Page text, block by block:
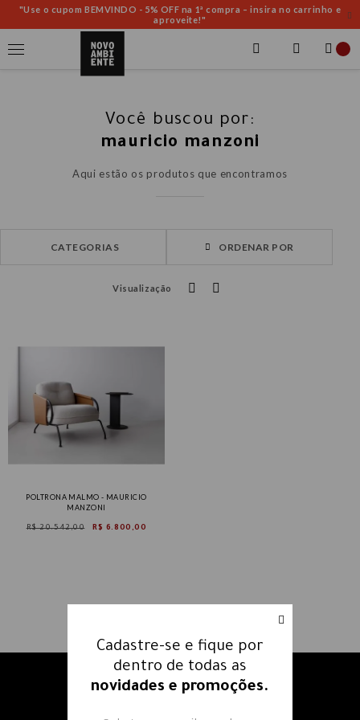
"Use o cupom BEMVINDO - 5% OFF na 1ª compra – insira no carrinho e
aproveite!"
Você buscou por:
mauricio manzoni
Aqui estão os produtos que encontramos
ORDENAR POR
Visualização
POLTRONA MALMO - MAURICIO
MANZONI
R$ 20.542,00 R$ 6.800,00
Receba nossos e-mails e fique
Cadastre-se e fique por
dentro de todas as
novidades e promoções.